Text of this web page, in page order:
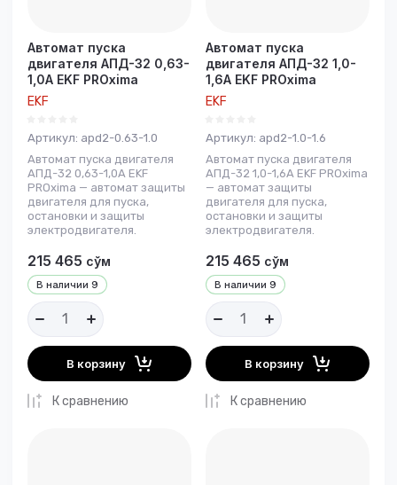
Автомат пуска
двигателя АПД-32 0,63-
1,0А EKF PROxima
EKF
Артикул: apd2-0.63-1.0
Автомат пуска двигателя
АПД-32 0,63-1,0А EKF
PROxima — автомат защиты
двигателя для пуска,
остановки и защиты
электродвигателя.
В наличии 9
215 465 сўм
В корзину
К сравнению
Автомат пуска
двигателя АПД-32 1,0-
1,6А EKF PROxima
EKF
Артикул: apd2-1.0-1.6
Автомат пуска двигателя
АПД-32 1,0-1,6А EKF PROxima
— автомат защиты
двигателя для пуска,
остановки и защиты
электродвигателя.
В наличии 9
215 465 сўм
В корзину
К сравнению